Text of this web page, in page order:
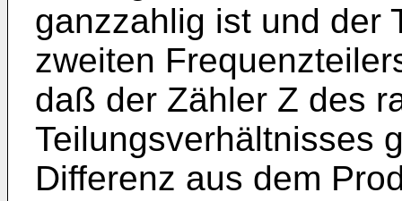
ganzzahlig ist und der
zweiten
daß der Zähler Z des
Teilungsverhältnisses
Differenz aus dem